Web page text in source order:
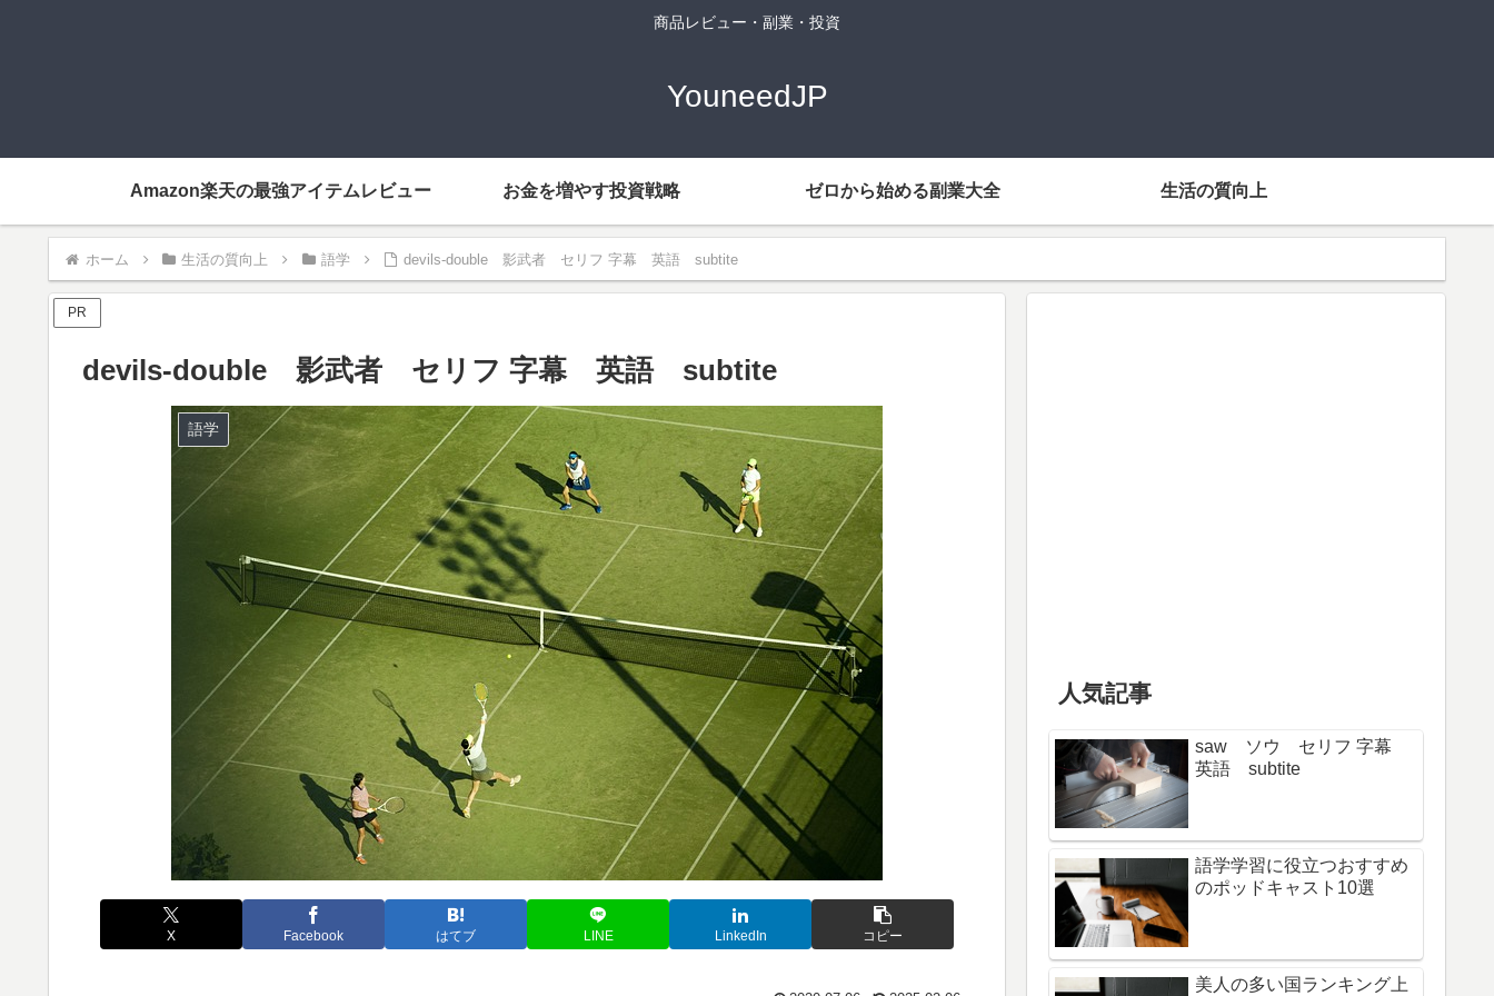
商品レビュー・副業・投資
YouneedJP
Amazon楽天の最強アイテムレビュー お金を増やす投資戦略 ゼロから始める副業大全 生活の質向上
ホーム 生活の質向上 語学 devils-double 影武者 セリフ 字幕 英語 subtite
PR
devils-double 影武者 セリフ 字幕 英語 subtite
語学
X Facebook はてブ LINE LinkedIn コピー
人気記事
saw ソウ セリフ 字幕
英語 subtite
語学学習に役立つおすすめ
のポッドキャスト10選
美人の多い国ランキング上